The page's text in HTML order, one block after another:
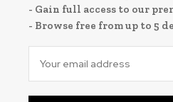
- Gain full access to our
- Browse free from up to 5